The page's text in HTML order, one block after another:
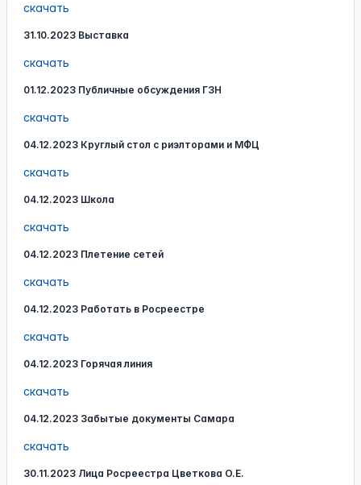
скачать
31.10.2023 Выставка
скачать
01.12.2023 Публичные обсуждения ГЗН
скачать
04.12.2023 Круглый стол с риэлторами и МФЦ
скачать
04.12.2023 Школа
скачать
04.12.2023 Плетение сетей
скачать
04.12.2023 Работать в Росреестре
скачать
04.12.2023 Горячая линия
скачать
04.12.2023 Забытые документы Самара
скачать
30.11.2023 Лица Росреестра Цветкова О.Е.